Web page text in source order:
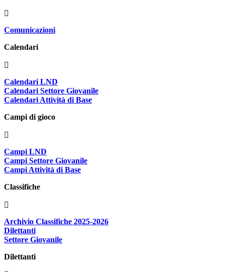
Comunicazioni
Calendari
Calendari LND
Calendari Settore Giovanile
Calendari Attività di Base
Campi di gioco
Campi LND
Campi Settore Giovanile
Campi Attività di Base
Classifiche
Archivio Classifiche 2025-2026
Dilettanti
Settore Giovanile
Dilettanti